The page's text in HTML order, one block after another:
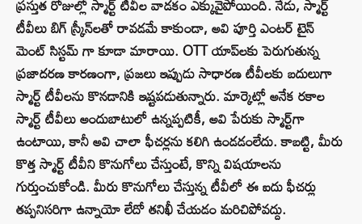
ప్రస్తుత రోజుల్లో స్మార్ట్ టీవీల వాడకం ఎక్కువైపోయింది. నేడు, స్మార్ట్
టీవీలు బిగ్ స్క్రీన్‌లతో రావడమే కాకుండా, అవి పూర్తి ఎంటర్ టైన్
మెంట్ సిస్టమ్ గా కూడా మారాయి. OTT యాప్‌లకు పెరుగుతున్న
ప్రజాదరణ కారణంగా, ప్రజలు ఇప్పుడు సాధారణ టీవీలకు బదులుగా
స్మార్ట్ టీవీలను కొనడానికి ఇష్టపడుతున్నారు. మార్కెట్లో అనేక రకాల
స్మార్ట్ టీవీలు అందుబాటులో ఉన్నప్పటికీ, అవి పేరుకు స్మార్ట్‌గా
ఉంటాయి, కానీ అవి చాలా ఫీచర్లను కలిగి ఉండడంలేదు. కాబట్టి, మీరు
కొత్త స్మార్ట్ టీవీని కొనుగోలు చేస్తుంటే, కొన్ని విషయాలను
గుర్తుంచుకోండి. మీరు కొనుగోలు చేస్తున్న టీవీలో ఈ ఐదు ఫీచర్లు
తప్పనిసరిగా ఉన్నాయో లేదో తనిఖీ చేయడం మరిచిపోవద్దు.